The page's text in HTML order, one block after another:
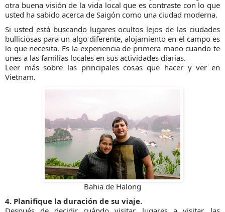
otra buena visión de la vida local que es contraste con lo que
usted ha sabido acerca de Saigón como una ciudad moderna.
Si usted está buscando lugares ocultos lejos de las ciudades
bulliciosas para un algo diferente, alojamiento en el campo es
lo que necesita. Es la experiencia de primera mano cuando te
unes a las familias locales en sus actividades diarias.
Leer más sobre las principales cosas que hacer y ver en
Vietnam.
Bahia de Halong
4. Planifique la duración de su viaje.